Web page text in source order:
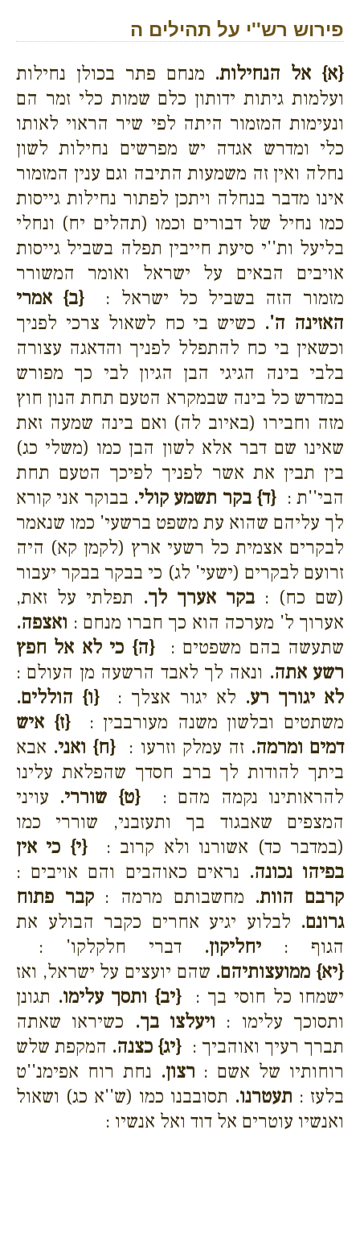
פירוש רש''י על תהילים ה
{א} אל הנחילות. מנחם פתר בכולן נחילות
ועלמות גיתות ידותון כלם שמות כלי זמר הם
ונעימות המזמור היתה לפי שיר הראוי לאותו
כלי ומדרש אגדה יש מפרשים נחילות לשון
נחלה ואין זה משמעות התיבה וגם ענין המזמור
אינו מדבר בנחלה ויתכן לפתור נחילות גייסות
כמו נחיל של דבורים וכמו (תהלים יח) ונחלי
בליעל ות''י סיעת חייבין תפלה בשביל גייסות
אויבים הבאים על ישראל ואומר המשורר
מזמור הזה בשביל כל ישראל : {ב} אמרי
האזינה ה'. כשיש בי כח לשאול צרכי לפניך
וכשאין בי כח להתפלל לפניך והדאגה עצורה
בלבי בינה הגיגי הבן הגיון לבי כך מפורש
במדרש כל בינה שבמקרא הטעם תחת הנון חוץ
מזה וחבירו (באיוב לה) ואם בינה שמעה זאת
שאינו שם דבר אלא לשון הבן כמו (משלי כג)
בין תבין את אשר לפניך לפיכך הטעם תחת
הבי''ת : {ד} בקר תשמע קולי. בבוקר אני קורא
לך עליהם שהוא עת משפט ברשעי' כמו שנאמר
לבקרים אצמית כל רשעי ארץ (לקמן קא) היה
זרועם לבקרים (ישעי' לג) כי בבקר בבקר יעבור
(שם כח) : בקר אערך לך. תפלתי על זאת,
אערוך ל' מערכה הוא כך חברו מנחם : ואצפה.
שתעשה בהם משפטים :{ה} כי לא אל חפץ
רשע אתה. ונאה לך לאבד הרשעה מן העולם :
לא יגורך רע. לא יגור אצלך : {ו} הוללים.
משתטים ובלשון משנה מעורבבין :{ז} איש
דמים ומרמה. זה עמלק וזרעו : {ח} ואני. אבא
ביתך להודות לך ברב חסדך שהפלאת עלינו
להראותינו נקמה מהם :{ט} שוררי. עויני
המצפים שאבגוד בך ותעזבני, שוררי כמו
(במדבר כד) אשורנו ולא קרוב :{י} כי אין
בפיהו נכונה. נראים כאוהבים והם אויבים :
קרבם הוות. מחשבותם מרמה :קבר פתוח
גרונם. לבלוע יגיע אחרים כקבר הבולע את
הגוף : יחליקון. דברי חלקלקו' :
{יא} ממועצותיהם. שהם יועצים על ישראל, ואז
ישמחו כל חוסי בך :{יב} ותסך עלימו. תגונן
ותסוכך עלימו : ויעלצו בך. כשיראו שאתה
תברך רעיך ואוהביך : {יג} כצנה. המקפת שלש
רוחותיו של אשם : רצון. נחת רוח אפימנ''ט
בלעז : תעטרנו. תסובבנו כמו (ש''א כג) ושאול
ואנשיו עוטרים אל דוד ואל אנשיו :